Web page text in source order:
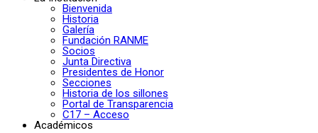
Bienvenida
Historia
Galería
Fundación RANME
Socios
Junta Directiva
Presidentes de Honor
Secciones
Historia de los sillones
Portal de Transparencia
C17 – Acceso
Académicos